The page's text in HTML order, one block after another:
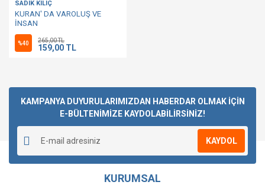
SADIK KILIÇ
KURAN' DA VAROLUŞ VE
İNSAN
%40 265,00 TL
159,00 TL
KAMPANYA DUYURULARIMIZDAN HABERDAR OLMAK İÇİN
E-BÜLTENİMİZE KAYDOLABİLİRSİNİZ!
KAYDOL
KURUMSAL